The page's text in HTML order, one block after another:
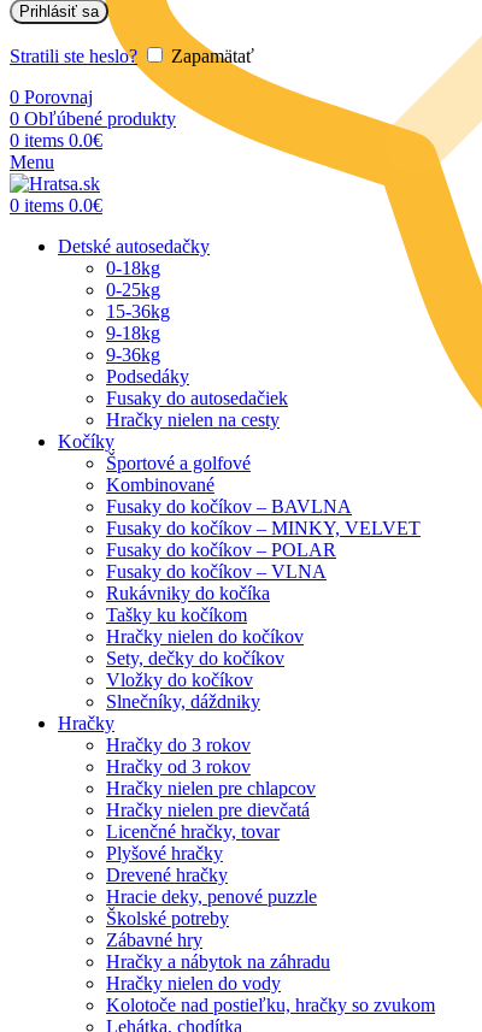
Prihlásiť sa
Stratili ste heslo?
Zapamätať
0 Porovnaj
0 Obľúbené produkty
0 items 0.0€
Menu
0 items 0.0€
Detské autosedačky
0-18kg
0-25kg
15-36kg
9-18kg
9-36kg
Podsedáky
Fusaky do autosedačiek
Hračky nielen na cesty
Kočíky
Športové a golfové
Kombinované
Fusaky do kočíkov – BAVLNA
Fusaky do kočíkov – MINKY, VELVET
Fusaky do kočíkov – POLAR
Fusaky do kočíkov – VLNA
Rukávniky do kočíka
Tašky ku kočíkom
Hračky nielen do kočíkov
Sety, dečky do kočíkov
Vložky do kočíkov
Slnečníky, dáždniky
Hračky
Hračky do 3 rokov
Hračky od 3 rokov
Hračky nielen pre chlapcov
Hračky nielen pre dievčatá
Licenčné hračky, tovar
Plyšové hračky
Drevené hračky
Hracie deky, penové puzzle
Školské potreby
Zábavné hry
Hračky a nábytok na záhradu
Hračky nielen do vody
Kolotoče nad postieľku, hračky so zvukom
Lehátka, chodítka